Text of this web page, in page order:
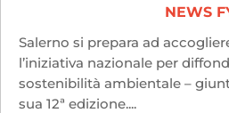
NEWS
Salerno si prepara ad
l’iniziativa nazionale per
sostenibilità ambientale –
sua 12ª edizione....